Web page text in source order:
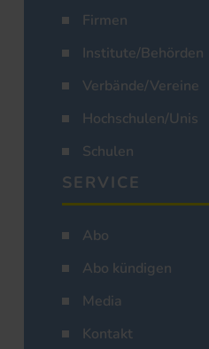
Firmen
Institute/Behörden
Verbände/Vereine
Hochschulen/Unis
Schulen
SERVICE
Abo
Abo kündigen
Media
Kontakt